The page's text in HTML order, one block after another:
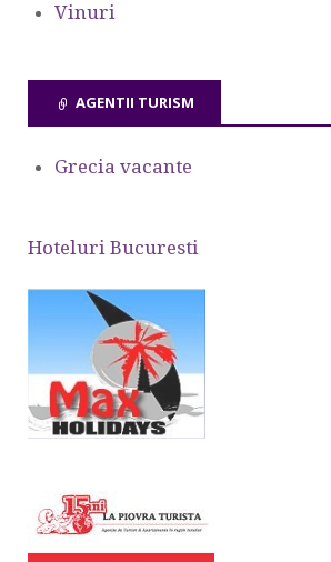
Vinuri
AGENTII TURISM
Grecia vacante
Hoteluri Bucuresti